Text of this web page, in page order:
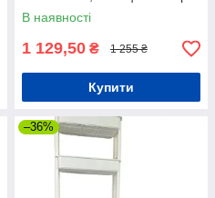
підлогова на три яруси
В наявності
1 129,50 ₴ 1 255 ₴
Купити
–36%